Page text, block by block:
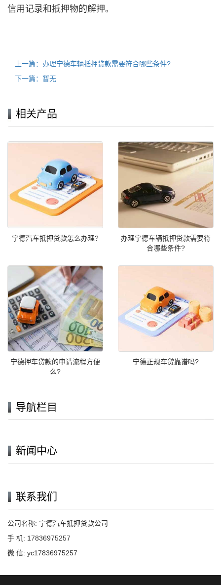
信用记录和抵押物的解押。
上一篇：办理宁德车辆抵押贷款需要符合哪些条件?
下一篇：暂无
相关产品
宁德汽车抵押贷款怎么办理?
办理宁德车辆抵押贷款需要符
合哪些条件?
宁德押车贷款的申请流程方便
么?
宁德正规车贷靠谱吗?
导航栏目
新闻中心
联系我们
公司名称: 宁德汽车抵押贷款公司
手 机: 17836975257
微 信: yc17836975257